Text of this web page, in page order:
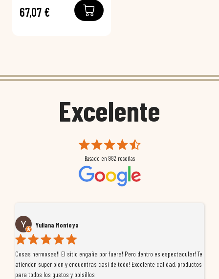
67,07 €
Excelente
Basado en 982 reseñas
Yuliana Montoya
Cosas hermosas!! El sitio engaña por fuera! Pero dentro es espectacular! Te
atienden super bien y encuentras casi de todo! Excelente calidad, productos
para todos los gustos y bolsillos